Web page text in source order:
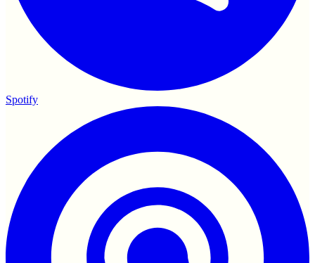
Spotify